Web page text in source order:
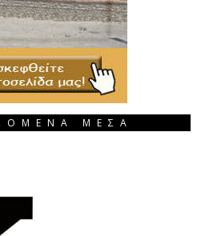
ΜΕΣΑ